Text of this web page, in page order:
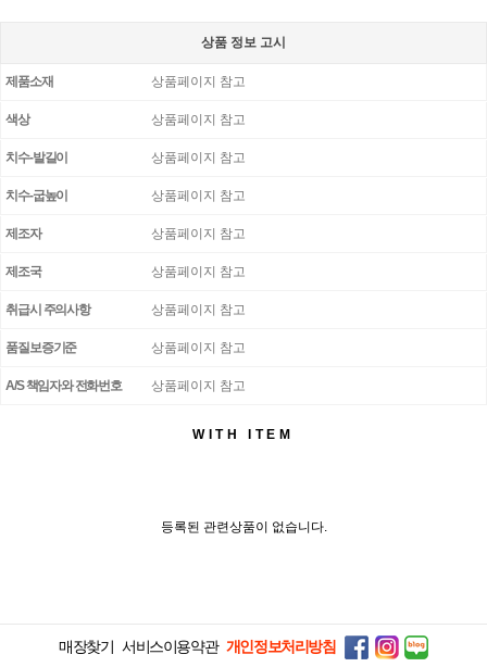
상품 정보 고시
제품소재 상품페이지 참고
색상 상품페이지 참고
치수-발길이 상품페이지 참고
치수-굽높이 상품페이지 참고
제조자 상품페이지 참고
제조국 상품페이지 참고
취급시 주의사항 상품페이지 참고
품질보증기준 상품페이지 참고
A/S 책임자와 전화번호 상품페이지 참고
WITH ITEM
등록된 관련상품이 없습니다.
매장찾기 서비스이용약관 개인정보처리방침